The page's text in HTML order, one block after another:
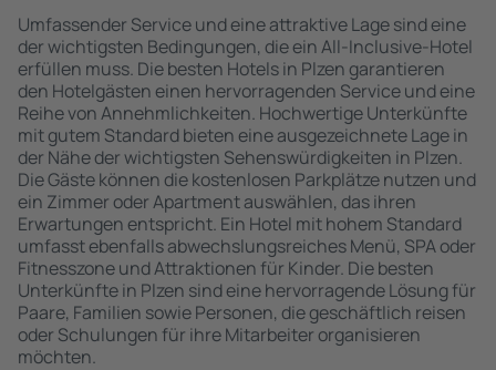
Umfassender Service und eine attraktive Lage sind eine
der wichtigsten Bedingungen, die ein All-Inclusive-Hotel
erfüllen muss. Die besten Hotels in Plzen garantieren
den Hotelgästen einen hervorragenden Service und eine
Reihe von Annehmlichkeiten. Hochwertige Unterkünfte
mit gutem Standard bieten eine ausgezeichnete Lage in
der Nähe der wichtigsten Sehenswürdigkeiten in Plzen.
Die Gäste können die kostenlosen Parkplätze nutzen und
ein Zimmer oder Apartment auswählen, das ihren
Erwartungen entspricht. Ein Hotel mit hohem Standard
umfasst ebenfalls abwechslungsreiches Menü, SPA oder
Fitnesszone und Attraktionen für Kinder. Die besten
Unterkünfte in Plzen sind eine hervorragende Lösung für
Paare, Familien sowie Personen, die geschäftlich reisen
oder Schulungen für ihre Mitarbeiter organisieren
möchten.